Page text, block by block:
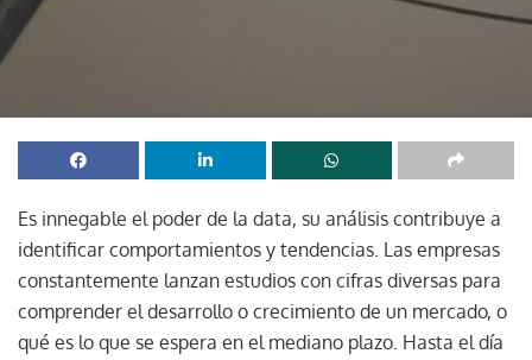
Es innegable el poder de la data, su análisis contribuye a
identificar comportamientos y tendencias. Las empresas
constantemente lanzan estudios con cifras diversas para
comprender el desarrollo o crecimiento de un mercado, o
qué es lo que se espera en el mediano plazo. Hasta el día